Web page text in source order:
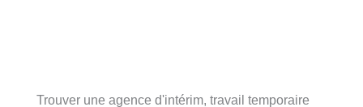
Trouver une agence d'intérim, travail temporaire